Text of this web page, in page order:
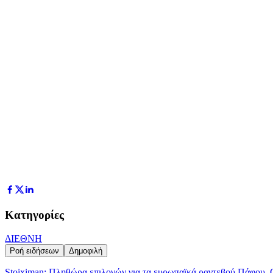
Κατηγορίες
ΔΙΕΘΝΗ
Ροή ειδήσεων Δημοφιλή